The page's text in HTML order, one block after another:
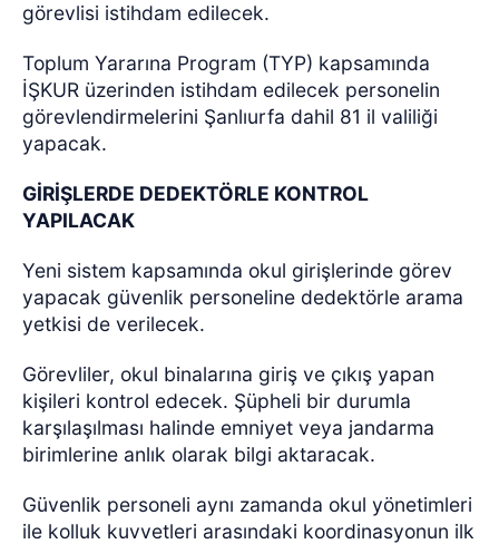
görevlisi istihdam edilecek.
Toplum Yararına Program (TYP) kapsamında
İŞKUR üzerinden istihdam edilecek personelin
görevlendirmelerini Şanlıurfa dahil 81 il valiliği
yapacak.
GİRİŞLERDE DEDEKTÖRLE KONTROL
YAPILACAK
Yeni sistem kapsamında okul girişlerinde görev
yapacak güvenlik personeline dedektörle arama
yetkisi de verilecek.
Görevliler, okul binalarına giriş ve çıkış yapan
kişileri kontrol edecek. Şüpheli bir durumla
karşılaşılması halinde emniyet veya jandarma
birimlerine anlık olarak bilgi aktaracak.
Güvenlik personeli aynı zamanda okul yönetimleri
ile kolluk kuvvetleri arasındaki koordinasyonun ilk